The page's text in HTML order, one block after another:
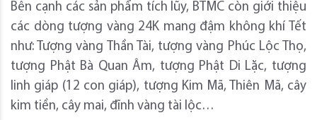
Bên cạnh các sản phẩm tích lũy, BTMC còn giới thiệu
các dòng tượng vàng 24K mang đậm không khí Tết
như: Tượng vàng Thần Tài, tượng vàng Phúc Lộc Thọ,
tượng Phật Bà Quan Âm, tượng Phật Di Lặc, tượng
linh giáp (12 con giáp), tượng Kim Mã, Thiên Mã, cây
kim tiền, cây mai, đĩnh vàng tài lộc…